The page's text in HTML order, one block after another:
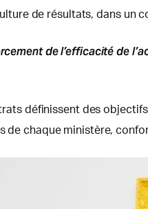
de résultats, dans
de l’efficacité de
définissent des
chaque ministère,